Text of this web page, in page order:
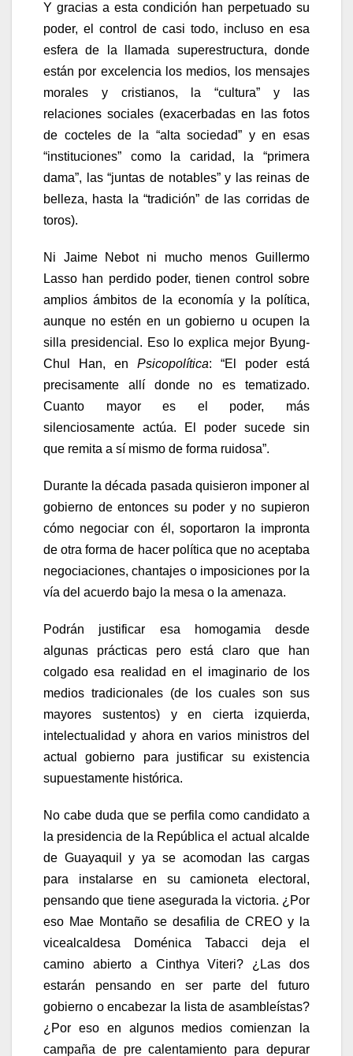
Y gracias a esta condición han perpetuado su
poder, el control de casi todo, incluso en esa
esfera de la llamada superestructura, donde
están por excelencia los medios, los mensajes
morales y cristianos, la “cultura” y las
relaciones sociales (exacerbadas en las fotos
de cocteles de la “alta sociedad” y en esas
“instituciones” como la caridad, la “primera
dama”, las “juntas de notables” y las reinas de
belleza, hasta la “tradición” de las corridas de
toros).
Ni Jaime Nebot ni mucho menos Guillermo
Lasso han perdido poder, tienen control sobre
amplios ámbitos de la economía y la política,
aunque no estén en un gobierno u ocupen la
silla presidencial. Eso lo explica mejor Byung-
Chul Han, en Psicopolítica: “El poder está
precisamente allí donde no es tematizado.
Cuanto mayor es el poder, más
silenciosamente actúa. El poder sucede sin
que remita a sí mismo de forma ruidosa”.
Durante la década pasada quisieron imponer al
gobierno de entonces su poder y no supieron
cómo negociar con él, soportaron la impronta
de otra forma de hacer política que no aceptaba
negociaciones, chantajes o imposiciones por la
vía del acuerdo bajo la mesa o la amenaza.
Podrán justificar esa homogamia desde
algunas prácticas pero está claro que han
colgado esa realidad en el imaginario de los
medios tradicionales (de los cuales son sus
mayores sustentos) y en cierta izquierda,
intelectualidad y ahora en varios ministros del
actual gobierno para justificar su existencia
supuestamente histórica.
No cabe duda que se perfila como candidato a
la presidencia de la República el actual alcalde
de Guayaquil y ya se acomodan las cargas
para instalarse en su camioneta electoral,
pensando que tiene asegurada la victoria. ¿Por
eso Mae Montaño se desafilia de CREO y la
vicealcaldesa Doménica Tabacci deja el
camino abierto a Cinthya Viteri? ¿Las dos
estarán pensando en ser parte del futuro
gobierno o encabezar la lista de asambleístas?
¿Por eso en algunos medios comienzan la
campaña de pre calentamiento para depurar